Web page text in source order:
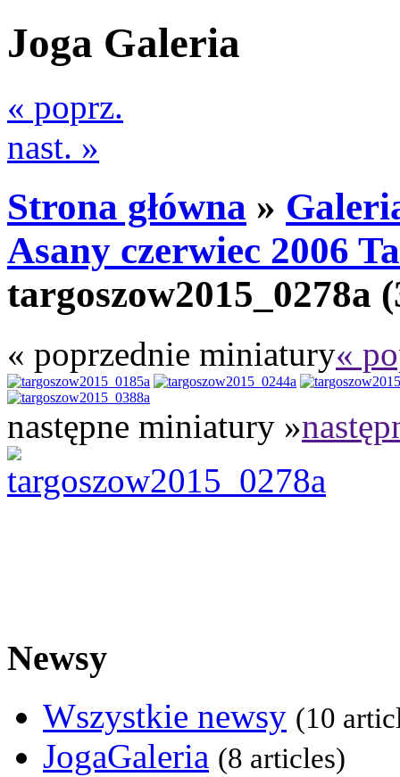
Joga Galeria
« poprz.
nast. »
Strona główna »
Asany czerwiec 2006
targoszow2015_0278a
« poprzednie miniatury«
następne miniatury »
Newsy
Wszystkie newsy (10
JogaGaleria (8 articles)